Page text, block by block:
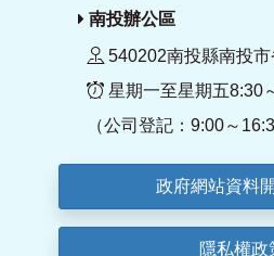
南投辦公區
540202南投縣南投
星期一至星期五8:30
（公司登記：9:00～
政府網站資料
隱私權政